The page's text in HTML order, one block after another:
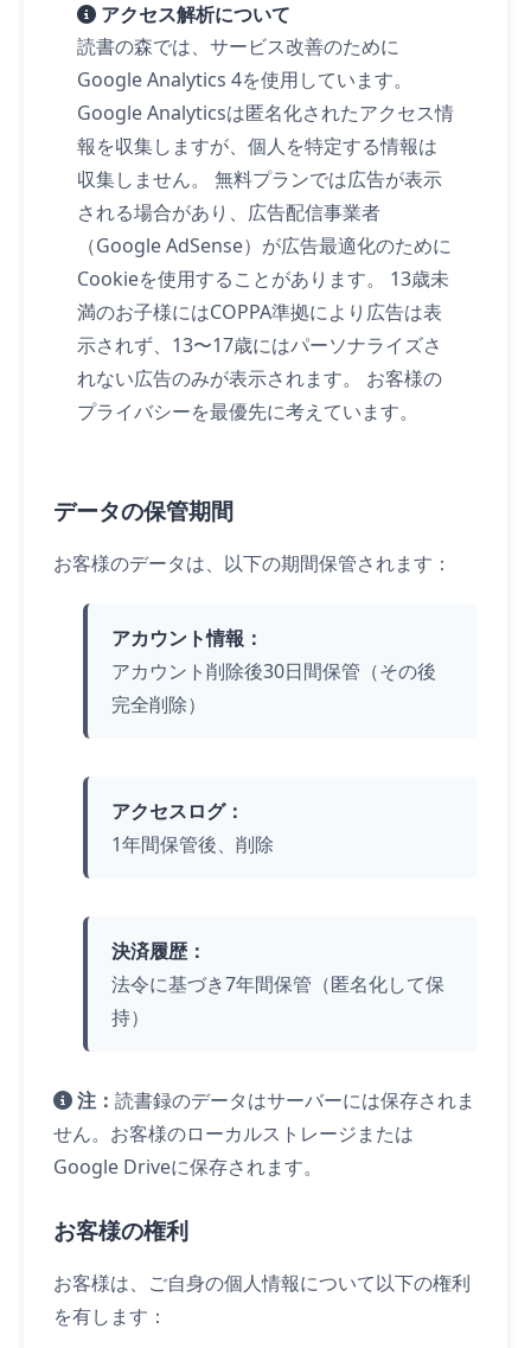
アクセス解析について
読書の森では、サービス改善のために
Google Analytics 4を使用しています。
Google Analyticsは匿名化されたアクセス情
報を収集しますが、個人を特定する情報は
収集しません。 無料プランでは広告が表示
される場合があり、広告配信事業者
（Google AdSense）が広告最適化のために
Cookieを使用することがあります。 13歳未
満のお子様にはCOPPA準拠により広告は表
示されず、13〜17歳にはパーソナライズさ
れない広告のみが表示されます。 お客様の
プライバシーを最優先に考えています。
データの保管期間
お客様のデータは、以下の期間保管されます：
アカウント情報：
アカウント削除後30日間保管（その後
完全削除）
アクセスログ：
1年間保管後、削除
決済履歴：
法令に基づき7年間保管（匿名化して保
持）
注： 読書録のデータはサーバーには保存されま
せん。お客様のローカルストレージまたは
Google Driveに保存されます。
お客様の権利
お客様は、ご自身の個人情報について以下の権利
を有します：